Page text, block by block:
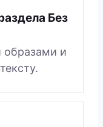
Без
образами и